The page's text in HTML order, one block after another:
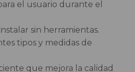
el usuario durante el
sin herramientas.
tipos y medidas de
que mejora la calidad